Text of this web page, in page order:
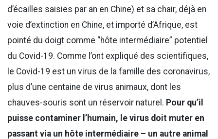
d’écailles saisies par an en Chine) et sa chair, déjà en
voie d’extinction en Chine, et importé d’Afrique, est
pointé du doigt comme “hôte intermédiaire” potentiel
du Covid-19. Comme l’ont expliqué des scientifiques,
le Covid-19 est un virus de la famille des coronavirus,
plus d’une centaine de virus animaux, dont les
chauves-souris sont un réservoir naturel. Pour qu’il
puisse contaminer l’humain, le virus doit muter en
passant via un hôte intermédiaire – un autre animal